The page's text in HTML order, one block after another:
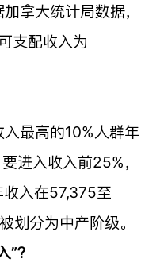
拿大统计局数据，
支配收入为
最高的10%人群年
进入收入前25%，
入在57,375至
划分为中产阶级。
？